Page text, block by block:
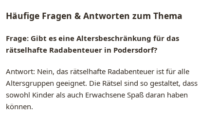
Häufige Fragen & Antworten zum Thema
Frage: Gibt es eine Altersbeschränkung für das
rätselhafte Radabenteuer in Podersdorf?
Antwort: Nein, das rätselhafte Radabenteuer ist für alle
Altersgruppen geeignet. Die Rätsel sind so gestaltet, dass
sowohl Kinder als auch Erwachsene Spaß daran haben
können.